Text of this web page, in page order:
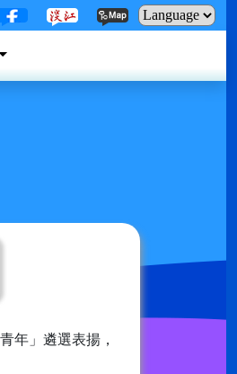
年」遴選表揚，